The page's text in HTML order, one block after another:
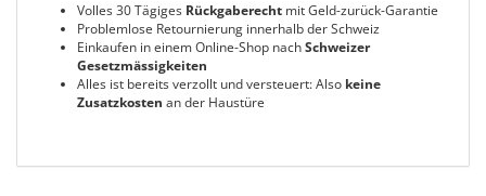
Volles 30 Tägiges Rückgaberecht mit Geld-zurück-Garantie
Problemlose Retournierung innerhalb der Schweiz
Einkaufen in einem Online-Shop nachSchweizer
Gesetzmässigkeiten
Alles ist bereits verzollt und versteuert: Also keine
Zusatzkosten an der Haustüre